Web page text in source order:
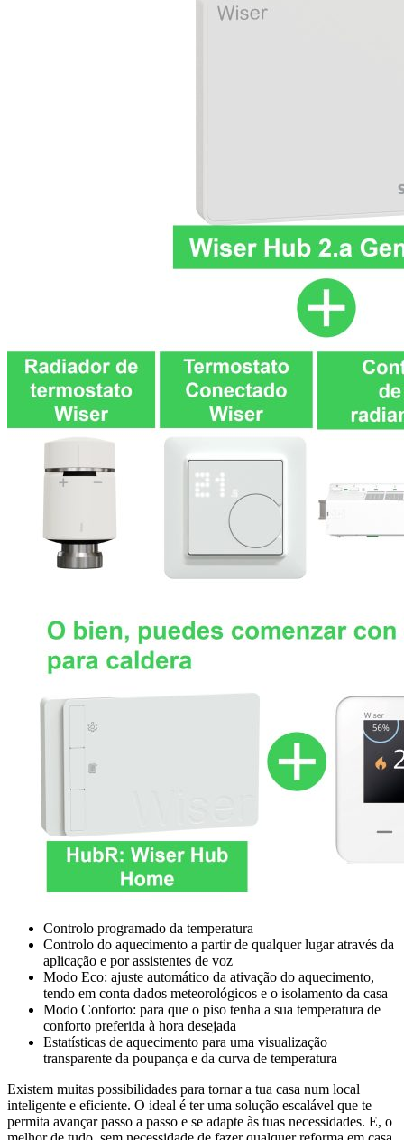
Controlo programado da temperatura
Controlo do aquecimento a partir de qualquer lugar através da
aplicação e por assistentes de voz
Modo Eco: ajuste automático da ativação do aquecimento,
tendo em conta dados meteorológicos e o isolamento da casa
Modo Conforto: para que o piso tenha a sua temperatura de
conforto preferida à hora desejada
Estatísticas de aquecimento para uma visualização
transparente da poupança e da curva de temperatura
Existem muitas possibilidades para tornar a tua casa num local
inteligente e eficiente. O ideal é ter uma solução escalável que te
permita avançar passo a passo e se adapte às tuas necessidades. E, o